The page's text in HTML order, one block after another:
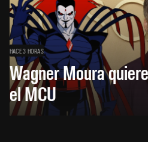
HACE 3 HORAS
Wagner Moura
el MCU